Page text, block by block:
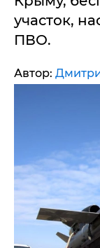
участок,
ПВО.
Автор: